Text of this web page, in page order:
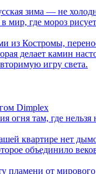
зима — не
мир, где мороз
из Костромы,
делает камин
игру света.
Dimplex
огня там, где
квартире нет
объединило
пламени от